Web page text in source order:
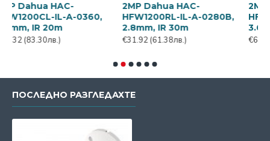
HAC-
IL-A-0360,
2MP Dahua HAC-
HFW1200RL-IL-A-0280B,
2.8mm, IR 30m
(61.38лв.)
2MP Dahua
3.6mm, IR
ПОСЛЕДНО РАЗГЛЕДАХТЕ